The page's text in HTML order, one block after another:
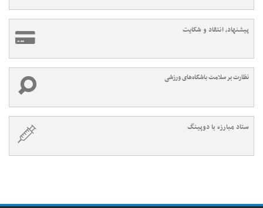
پیشنهاد، انتقاد و شکایت
نظارت بر سلامت باشگاه‌های ورزشی
ستاد مبارزه با دوپینگ